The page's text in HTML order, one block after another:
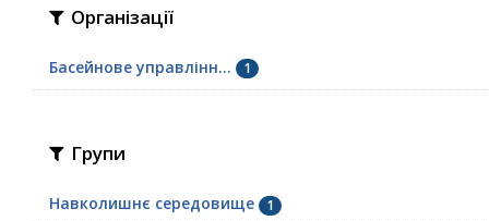
Організації
Басейнове управлінн... 1
Групи
Навколишнє середовище 1